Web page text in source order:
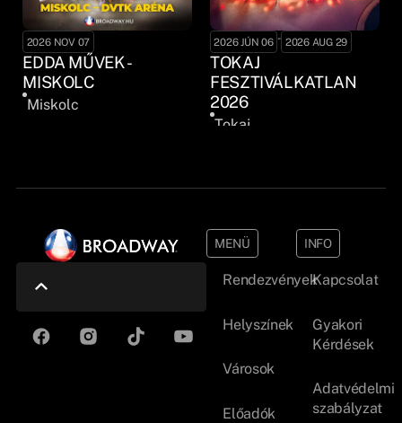
2026 NOV 07
EDDA MŰVEK -
MISKOLC
Miskolc
2026 JÚN 06 - 2026 AUG 29
TOKAJ
FESZTIVÁLKATLAN
2026
Tokaj
MENÜ
Rendezvények
Helyszínek
Városok
Előadók
INFO
Kapcsolat
Gyakori
Kérdések
Adatvédelmi
szabályzat